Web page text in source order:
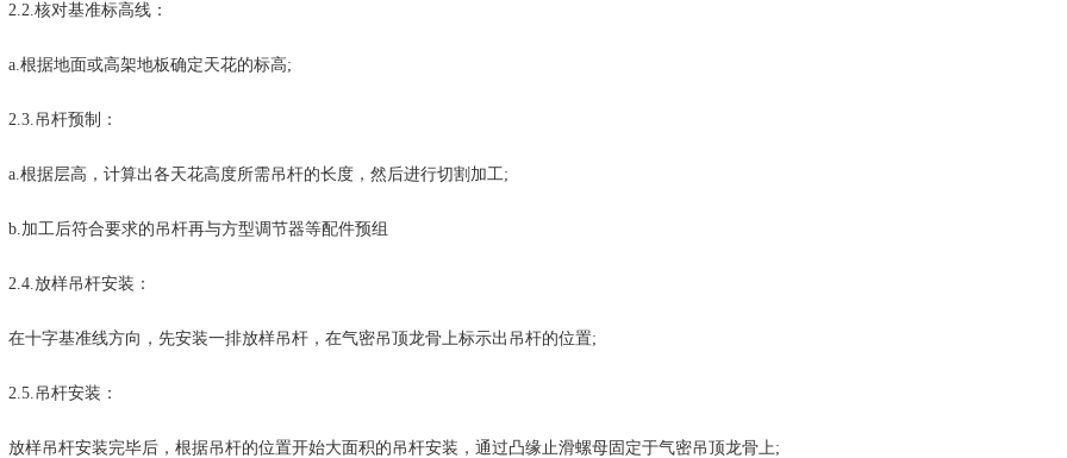
核对基准标高线：
据地面或高架地板确定天花的标高;
吊杆预制：
据层高，计算出各天花高度所需吊杆的长度，然后进行切割加工;
工后符合要求的吊杆再与方型调节器等配件预组
放样吊杆安装：
字基准线方向，先安装一排放样吊杆，在气密吊顶龙骨上标示出吊杆的位置;
吊杆安装：
吊杆安装完毕后，根据吊杆的位置开始大面积的吊杆安装，通过凸缘止滑螺母固定于气密吊顶龙骨上;